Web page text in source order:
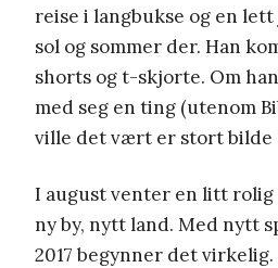
reise i langbukse og en
sol og sommer der. Han
shorts og t-skjorte. Om
med seg en ting (utenom
ville det vært er stort bilde
I august venter en litt
ny by, nytt land. Med nytt
2017 begynner det virkelig.